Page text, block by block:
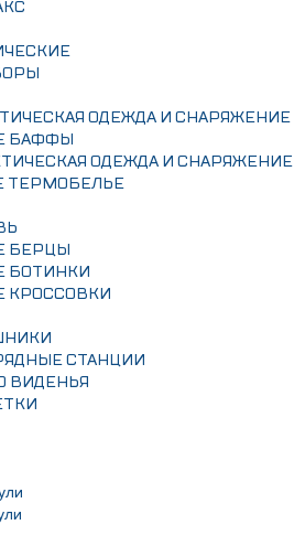
ОДЕЖДА И СНАРЯЖЕНИЕ
БАФФЫ
ОДЕЖДА И СНАРЯЖЕНИЕ
ТЕРМОБЕЛЬЕ
БЕРЦЫ
БОТИНКИ
КРОССОВКИ
СТАНЦИИ
ВИДЕНЬЯ